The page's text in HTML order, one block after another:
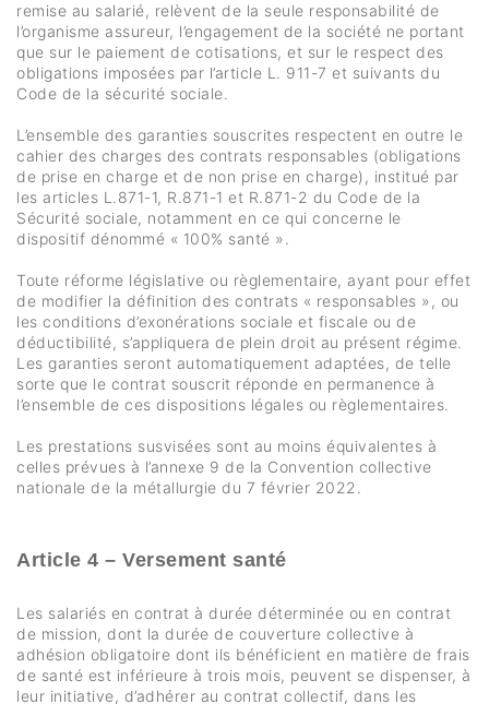
remise au salarié, relèvent de la seule responsabilité de
l’organisme assureur, l’engagement de la société ne portant
que sur le paiement de cotisations, et sur le respect des
obligations imposées par l’article L. 911-7 et suivants du
Code de la sécurité sociale.
L’ensemble des garanties souscrites respectent en outre le
cahier des charges des contrats responsables (obligations
de prise en charge et de non prise en charge), institué par
les articles L.871-1, R.871-1 et R.871-2 du Code de la
Sécurité sociale, notamment en ce qui concerne le
dispositif dénommé « 100% santé ».
Toute réforme législative ou règlementaire, ayant pour effet
de modifier la définition des contrats « responsables », ou
les conditions d’exonérations sociale et fiscale ou de
déductibilité, s’appliquera de plein droit au présent régime.
Les garanties seront automatiquement adaptées, de telle
sorte que le contrat souscrit réponde en permanence à
l’ensemble de ces dispositions légales ou règlementaires.
Les prestations susvisées sont au moins équivalentes à
celles prévues à l’annexe 9 de la Convention collective
nationale de la métallurgie du 7 février 2022.
Article 4 – Versement santé
Les salariés en contrat à durée déterminée ou en contrat
de mission, dont la durée de couverture collective à
adhésion obligatoire dont ils bénéficient en matière de frais
de santé est inférieure à trois mois, peuvent se dispenser, à
leur initiative, d’adhérer au contrat collectif, dans les